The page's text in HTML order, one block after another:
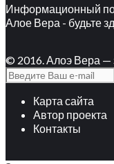
Информационный
Алое Вера - будьте
© 2016. Алоэ Вера —
Карта сайта
Автор проекта
Контакты